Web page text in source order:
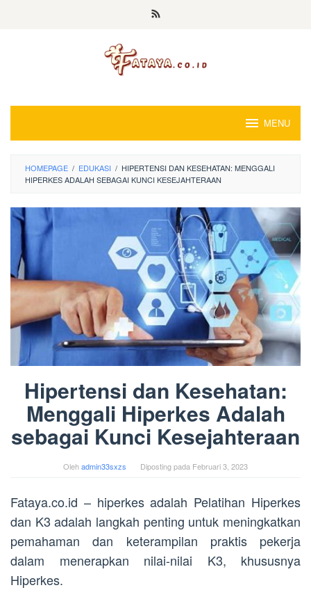
MENU
HOMEPAGE / EDUKASI / HIPERTENSI DAN KESEHATAN: MENGGALI
HIPERKES ADALAH SEBAGAI KUNCI KESEJAHTERAAN
Hipertensi dan Kesehatan:
Menggali Hiperkes Adalah
sebagai Kunci Kesejahteraan
Olehadmin33sxzs Diposting pada Februari 3, 2023
Fataya.co.id – hiperkes adalah Pelatihan Hiperkes
dan K3 adalah langkah penting untuk meningkatkan
pemahaman dan keterampilan praktis pekerja
dalam menerapkan nilai-nilai K3, khususnya
Hiperkes.